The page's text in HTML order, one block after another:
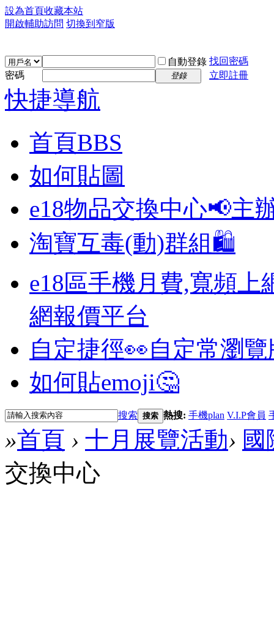
設為首頁收藏本站
開啟輔助訪問 切換到窄版
自動登錄 找回密碼
密碼
登錄 立即註冊
快捷導航
首頁BBS
如何貼圖
e18物品交換中心📢主
淘寶互毒(動)群組🛍️
e18區手機月費,寬頻上
網報價平台
自定捷徑👀自定常瀏
如何貼emoji🤔
搜索 搜索 熱搜: 手機plan V.I.P會員
»首頁 › 十月展覽活動› 國
交換中心